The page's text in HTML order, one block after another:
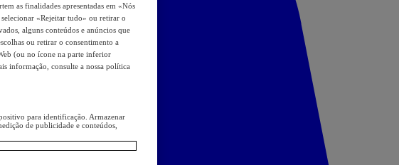
as finalidades apresentadas em «Nós
«Rejeitar tudo» ou retirar o
alguns conteúdos e anúncios que
ou retirar o consentimento a
(ou no ícone na parte inferior
informação, consulte a nossa política
para identificação. Armazenar
de publicidade e conteúdos,